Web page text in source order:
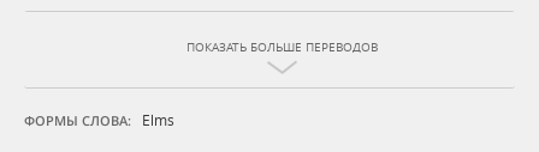
ПОКАЗАТЬ БОЛЬШЕ ПЕРЕВОДОВ
ФОРМЫ СЛОВА: Elms